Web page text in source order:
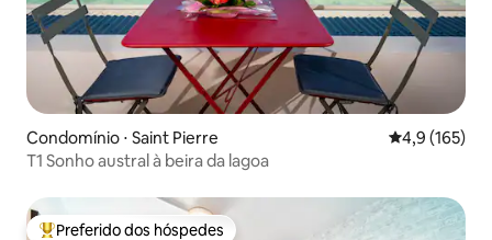
Condomínio ⋅ Saint Pierre 4,9 de uma
4,9 (165)
T1 Sonho austral à beira da lagoa
Preferido dos hóspedes